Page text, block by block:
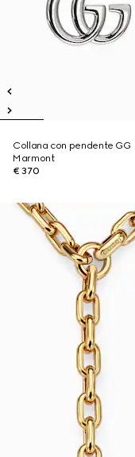
Collana con pendente GG
Marmont
€ 370